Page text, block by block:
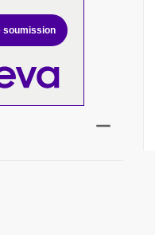
soumission